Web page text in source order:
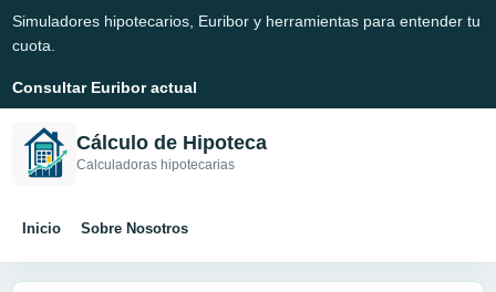
Simuladores hipotecarios, Euribor y herramientas para entender tu
cuota.
Consultar Euribor actual
Cálculo de Hipoteca
Calculadoras hipotecarias
Inicio Sobre Nosotros